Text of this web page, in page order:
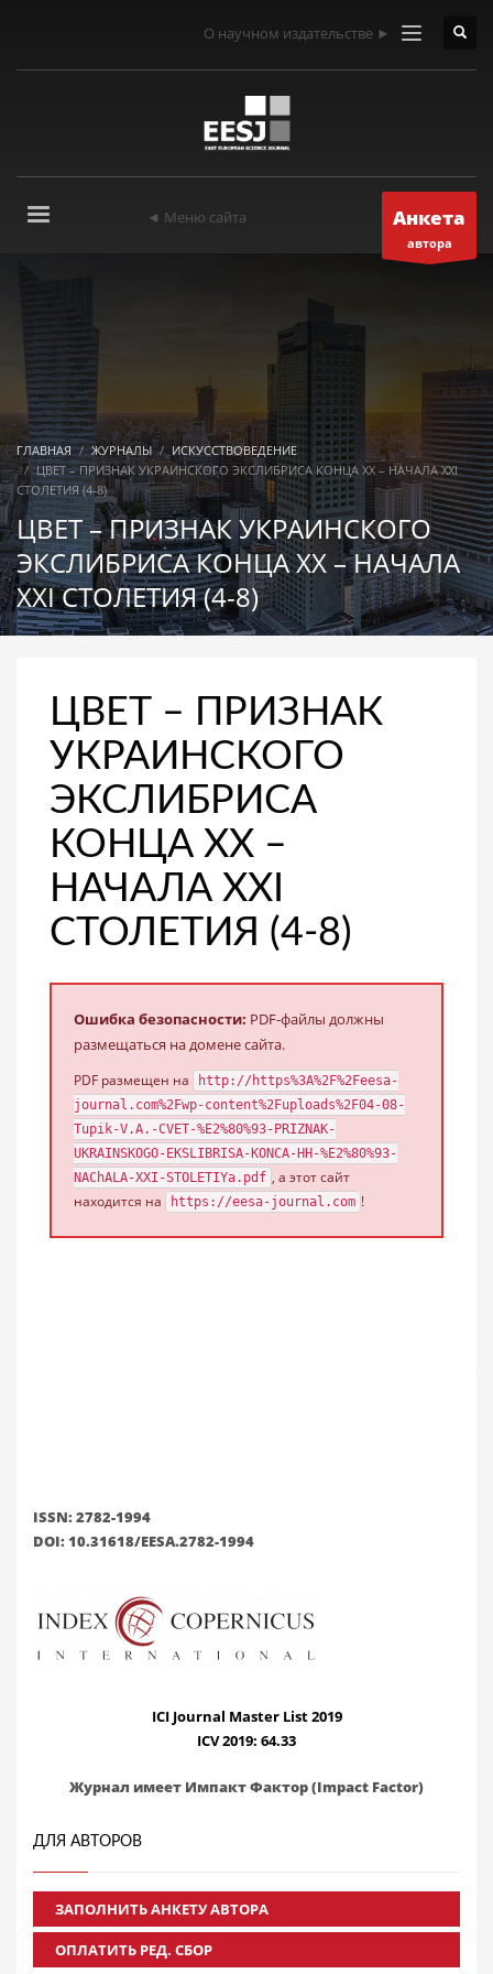
О научном издательстве ►
◄ Меню сайта Анкета
автора
ГЛАВНАЯ ЖУРНАЛЫ
ИСКУССТВОВЕДЕНИЕ
ЦВЕТ – ПРИЗНАК УКРАИНСКОГО ЭКСЛИБРИСА КОНЦА ХХ – НАЧАЛА XXI
СТОЛЕТИЯ (4-8)
ЦВЕТ – ПРИЗНАК УКРАИНСКОГО
ЭКСЛИБРИСА КОНЦА ХХ – НАЧАЛА
XXI СТОЛЕТИЯ (4-8)
ЦВЕТ – ПРИЗНАК
УКРАИНСКОГО
ЭКСЛИБРИСА
КОНЦА ХХ –
НАЧАЛА XXI
СТОЛЕТИЯ (4-8)
Ошибка безопасности: PDF-файлы должны
размещаться на домене сайта.
PDF размещен на
http://https%3A%2F%2Feesa-
journal.com%2Fwp-content%2Fuploads%2F04-08-
Tupik-V.A.-CVET-%E2%80%93-PRIZNAK-
UKRAINSKOGO-EKSLIBRISA-KONCA-HH-%E2%80%93-
NAChALA-XXI-STOLETIYa.pdf
, а этот сайт
находится на
https://eesa-journal.com !
ISSN: 2782-1994
DOI: 10.31618/EESA.2782-1994
ICI Journal Master List 2019
ICV 2019: 64.33
Журнал имеет Импакт Фактор (Impact Factor)
ДЛЯ АВТОРОВ
ЗАПОЛНИТЬ АНКЕТУ АВТОРА
ОПЛАТИТЬ РЕД. СБОР